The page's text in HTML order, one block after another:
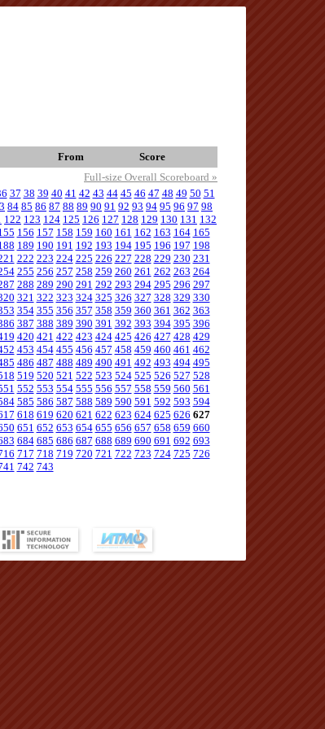
From
Score
Full-size Overall Scoreboard »
37 38 39 40 41 42 43 44 45 46 47 48 49 50 51
84 85 86 87 88 89 90 91 92 93 94 95 96 97 98
122 123 124 125 126 127 128 129 130 131 132
156 157 158 159 160 161 162 163 164 165
189 190 191 192 193 194 195 196 197 198
222 223 224 225 226 227 228 229 230 231
255 256 257 258 259 260 261 262 263 264
288 289 290 291 292 293 294 295 296 297
321 322 323 324 325 326 327 328 329 330
354 355 356 357 358 359 360 361 362 363
387 388 389 390 391 392 393 394 395 396
420 421 422 423 424 425 426 427 428 429
453 454 455 456 457 458 459 460 461 462
486 487 488 489 490 491 492 493 494 495
519 520 521 522 523 524 525 526 527 528
552 553 554 555 556 557 558 559 560 561
585 586 587 588 589 590 591 592 593 594
618 619 620 621 622 623 624 625 626 627
651 652 653 654 655 656 657 658 659 660
684 685 686 687 688 689 690 691 692 693
717 718 719 720 721 722 723 724 725 726
742 743